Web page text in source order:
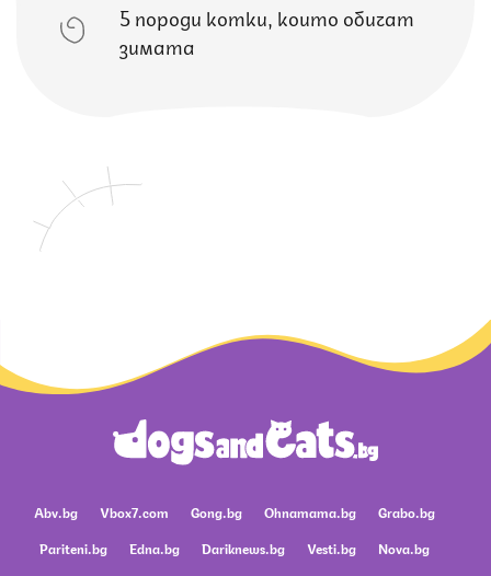
5 породи котки, които обичат
зимата
Abv.bg Vbox7.com Gong.bg Ohnamama.bg
Grabo.bg
Pariteni.bg
Edna.bg Dariknews.bg Vesti.bg
Nova.bg